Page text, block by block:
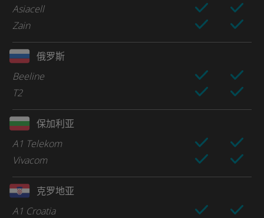
Asiacell
Zain
俄罗斯
Beeline
T2
保加利亚
A1 Telekom
Vivacom
克罗地亚
A1 Croatia